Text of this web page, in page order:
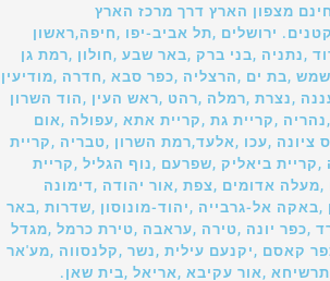
מצפון הארץ דרך מרכז הארץ
ירושלים ,תל אביב-יפו ,חיפה,ראשון
,נתניה ,בני ברק ,באר שבע ,חולון ,רמת גן
,בת ים ,הרצליה ,כפר סבא ,חדרה ,מודיעין
,נצרת ,רמלה ,רהט ,ראש העין ,הוד השרון
,קריית גת ,קריית אתא ,עפולה ,אום
ציונה ,עכו ,אלעד,רמת השרון ,טבריה ,קריית
,קריית ביאליק ,שפרעם ,נוף הגליל ,קריית
,מעלה אדומים ,צפת ,אור יהודה ,דימונה
אל-גרבייה ,יהוד-מונוסון ,שדרות ,באר
,כפר יונה ,טירה ,עראבה ,טירת כרמל ,מגדל
קאסם ,יקנעם עילית ,נשר ,קלנסווה ,מע'אר
,אור עקיבא ,אריאל ,בית שאן.